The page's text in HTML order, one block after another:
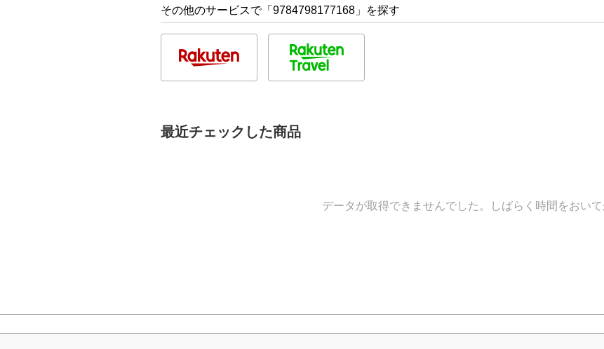
その他のサービスで「9784798177168」を探す
最近チェックした商品
データが取得できませんでした。しばらく時間をおい